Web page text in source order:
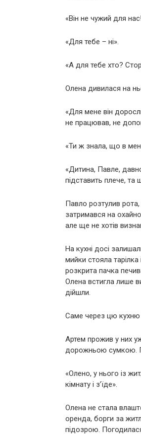
«Він не чужий для
«Для тебе – ні».
«А для тебе хто?
Олена дивилася на
«Для мене він
не працював, не
«Ти ж знала, що в
«Дитина, Павле,
підставить плече, та
Павло розтулив рота,
затримався на
але ще не хотів
На кухні досі
мийки стояла
розкрита пачка
Олена встигла лише
дійшли.
Саме через цю кухню
Артем прожив у них
дорожньою сумкою.
«Олено, у нього із
кімнату і з’їде».
Олена не стала
оренда, борги за
підозрою.